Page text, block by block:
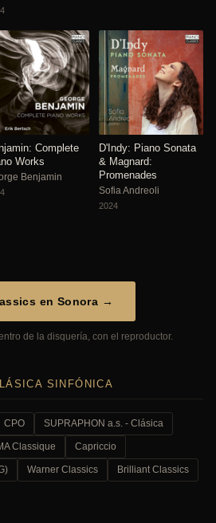
Complete
Works
Benjamin
D'Indy: Piano Sonata
& Magnard:
Promenades
Sofia Andreoli
2024
en Sonora →
de la disquería, con el reproductor.
SINFÓNICA
CPO SUPRAPHON a.s. - Clásica
Classique Capriccio
Warner Classics Brilliant Classics